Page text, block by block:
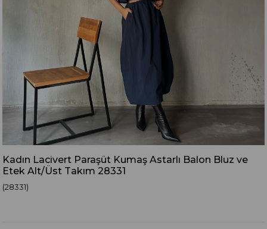
Kadın Lacivert Paraşüt Kumaş Astarlı Balon Bluz ve
Etek Alt/Üst Takım 28331
(28331)